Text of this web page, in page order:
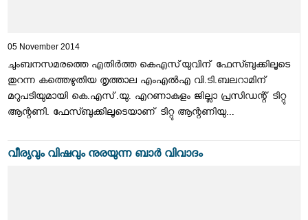
05 November 2014
ചുംബനസമരത്തെ എതിര്‍ത്ത കെഎസ്‌യുവിന് ഫേസ്ബുക്കിലൂടെ
തുറന്ന കത്തെഴുതിയ തൃത്താല എംഎല്‍എ വി.ടി.ബലറാമിന്
മറുപടിയുമായി കെ.എസ്.യു. എറണാകുളം ജില്ലാ പ്രസിഡന്റ് ടിറ്റു
ആന്റണി. ഫേസ്ബുക്കിലൂടെയാണ് ടിറ്റു ആന്റണിയു...
വീര്യവും വിഷവും നുരയുന്ന ബാര്‍ വിവാദം